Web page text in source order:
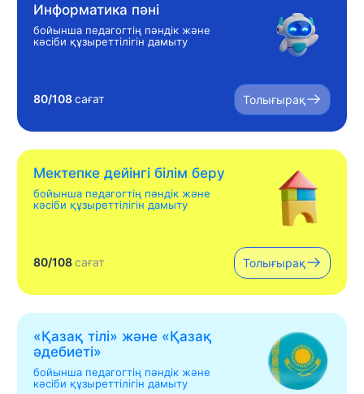
Информатика пәні
бойынша педагогтің пәндік және
кәсіби құзыреттілігін дамыту
80/108сағат Толығырақ
Мектепке дейінгі білім беру
бойынша педагогтің пәндік және
кәсіби құзыреттілігін дамыту
80/108сағат Толығырақ
«Қазақ тілі» жəне «Қазақ
əдебиеті»
бойынша педагогтің пәндік және
кәсіби құзыреттілігін дамыту